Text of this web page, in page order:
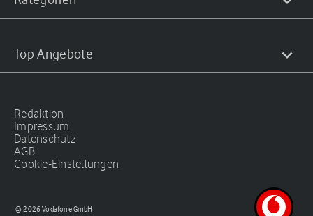
Top Angebote
Redaktion
Impressum
Datenschutz
AGB
Cookie-Einstellungen
© 2026 Vodafone GmbH